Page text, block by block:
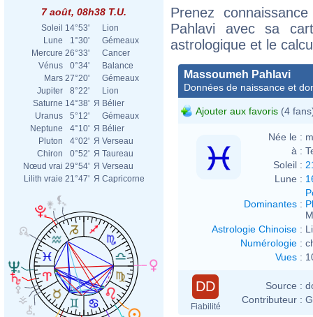
7 août, 08h38 T.U.
Soleil 14°53'
Lion
Lune
1°30'
Gémeaux
Mercure 26°33'
Cancer
Vénus
0°34'
Balance
Mars 27°20'
Gémeaux
Jupiter
8°22'
Lion
Saturne 14°38' Я Bélier
Uranus
5°12'
Gémeaux
Neptune
4°10' Я Bélier
Pluton
4°02' Я Verseau
Chiron
0°52' Я Taureau
Nœud vrai 29°54' Я Verseau
Lilith vraie 21°47' Я Capricorne
Prenez
Pahlavi avec sa
astrologique et le
Massoumeh Pahlavi
Données de naissance et
Ajouter aux favoris (4
Née le :
à :
Soleil :
Lune :
Dominantes :
Astrologie Chinoise :
Numérologie :
Vues :
DD
Fiabilité
Source :
Contributeur :